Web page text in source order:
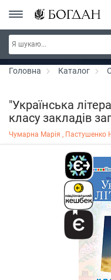
РОЗПРОДАЖ ~ 150 грн ~ 200
300 грн ~
Головна Каталог
"Українська
класу закладів
Чумарна Марія , Пастушенко